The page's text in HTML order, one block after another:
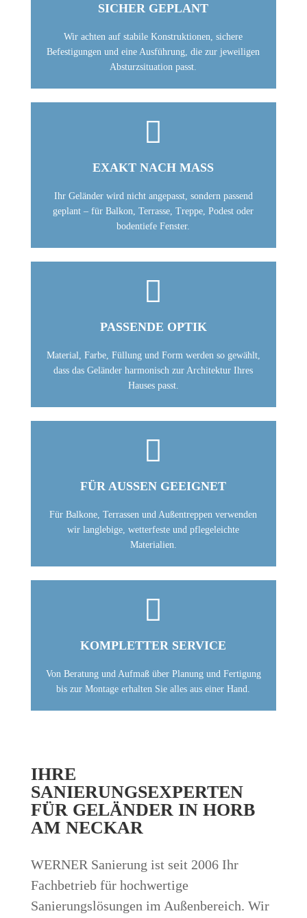
SICHER GEPLANT
Wir achten auf stabile Konstruktionen, sichere
Befestigungen und eine Ausführung, die zur jeweiligen
Absturzsituation passt.

EXAKT NACH MASS
Ihr Geländer wird nicht angepasst, sondern passend
geplant – für Balkon, Terrasse, Treppe, Podest oder
bodentiefe Fenster.

PASSENDE OPTIK
Material, Farbe, Füllung und Form werden so gewählt,
dass das Geländer harmonisch zur Architektur Ihres
Hauses passt.

FÜR AUSSEN GEEIGNET
Für Balkone, Terrassen und Außentreppen verwenden
wir langlebige, wetterfeste und pflegeleichte
Materialien.

KOMPLETTER SERVICE
Von Beratung und Aufmaß über Planung und Fertigung
bis zur Montage erhalten Sie alles aus einer Hand.
IHRE
SANIERUNGSEXPERTEN
FÜR GELÄNDER IN HORB
AM NECKAR
WERNER Sanierung ist seit 2006 Ihr
Fachbetrieb für hochwertige
Sanierungslösungen im Außenbereich. Wir